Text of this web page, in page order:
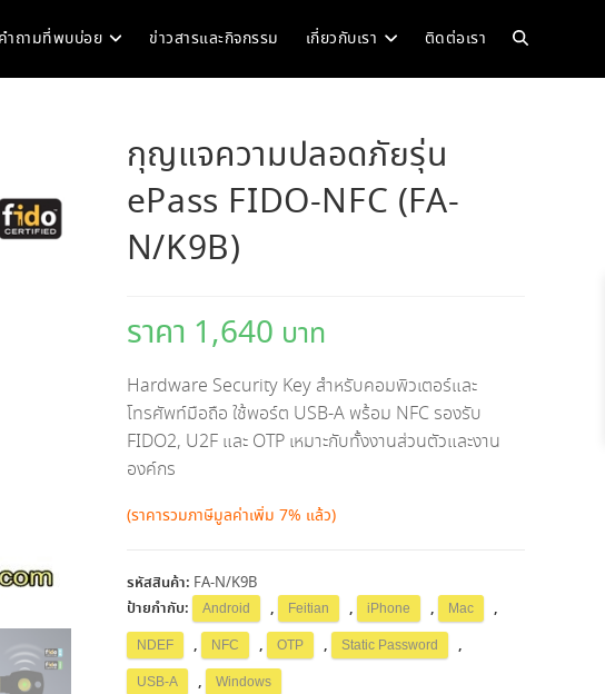
คำถามที่พบบ่อย ข่าวสารและกิจกรรม เกี่ยวกับเรา ติดต่อเรา Toggle
กุญแจความปลอดภัยรุ่น
ePass FIDO-NFC (FA-
N/K9B)
1,640
Hardware Security Key สำหรับคอมพิวเตอร์และ
โทรศัพท์มือถือ ใช้พอร์ต USB-A พร้อม NFC รองรับ
FIDO2, U2F และ OTP เหมาะกับทั้งงานส่วนตัวและงาน
องค์กร
(ราคารวมภาษีมูลค่าเพิ่ม 7% แล้ว)
รหัสสินค้า: FA-N/K9B
ป้ายกำกับ:
Android , Feitian , iPhone , Mac ,
NDEF , NFC , OTP , Static Password ,
USB-A , Windows